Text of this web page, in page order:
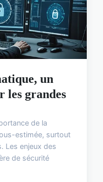
un
les grandes
de la
estimée, surtout
Les enjeux des
de sécurité